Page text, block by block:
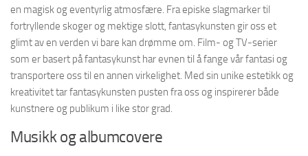
en magisk og eventyrlig atmosfære. Fra episke slagmarker til
fortryllende skoger og mektige slott, fantasykunsten gir oss et
glimt av en verden vi bare kan drømme om. Film- og TV-serier
som er basert på fantasykunst har evnen til å fange vår fantasi og
transportere oss til en annen virkelighet. Med sin unike estetikk og
kreativitet tar fantasykunsten pusten fra oss og inspirerer både
kunstnere og publikum i like stor grad.
Musikk og albumcovere